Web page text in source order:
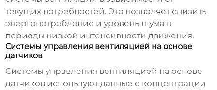
текущих потребностей. Это позволяет снизить
энергопотребление и уровень шума в
периоды низкой интенсивности движения.
Системы управления вентиляцией на основе
датчиков
Системы управления вентиляцией на основе
датчиков используют данные о концентрации